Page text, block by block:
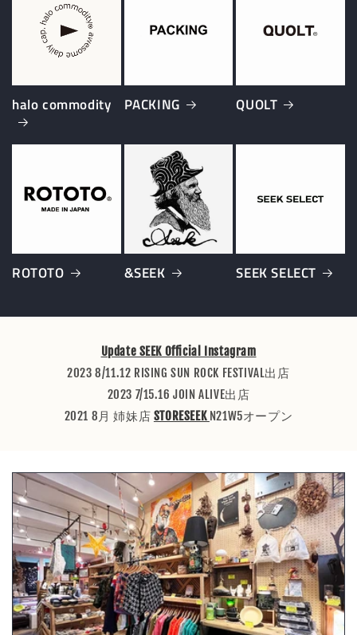
halo commodity PACKING QUOLT
ROTOTO &SEEK SEEK SELECT
Update SEEK Official Instagram
2023 8/11.12 RISING SUN ROCK FESTIVAL出店
2023 7/15.16 JOIN ALIVE出店
2021 8月 姉妹店 STORESEEK N21W5オープン